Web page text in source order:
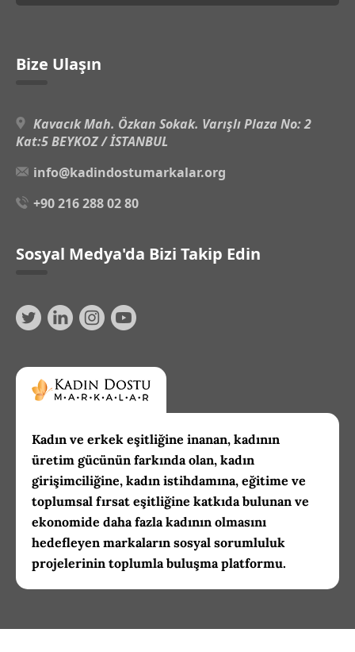
Bize Ulaşın
Kavacık Mah. Özkan Sokak. Varışlı Plaza No: 2
Kat:5 BEYKOZ / İSTANBUL
info@kadindostumarkalar.org
+90 216 288 02 80
Sosyal Medya'da Bizi Takip Edin
Kadın ve erkek eşitliğine inanan, kadının
üretim gücünün farkında olan, kadın
girişimciliğine, kadın istihdamına, eğitime ve
toplumsal fırsat eşitliğine katkıda bulunan ve
ekonomide daha fazla kadının olmasını
hedefleyen markaların sosyal sorumluluk
projelerinin toplumla buluşma platformu.